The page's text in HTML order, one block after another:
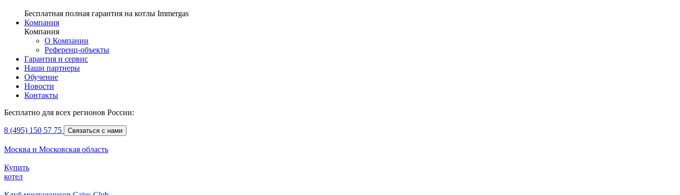
Бесплатная полная гарантия на котлы Immergas
Компания
Компания
О Компании
Референц-объекты
Гарантия и сервис
Наши партнеры
Обучение
Новости
Контакты
Бесплатно для всех регионов России:
8 (495) 150 57 75 Связаться с нами
Москва и Московская область
Купить
котел